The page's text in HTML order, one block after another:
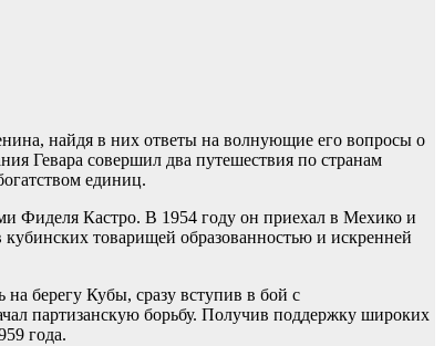
найдя в них ответы на волнующие его вопросы о
Гевара совершил два путешествия по странам
единиц.
Фиделя Кастро. В 1954 году он приехал в Мехико и
товарищей образованностью и искренней
берегу Кубы, сразу вступив в бой с
партизанскую борьбу. Получив поддержку широких
года.